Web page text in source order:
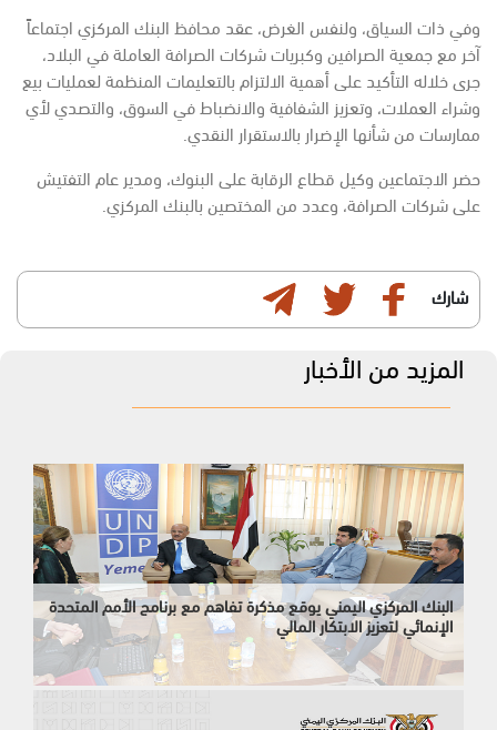
وفي ذات السياق، ولنفس الغرض، عقد محافظ البنك المركزي اجتماعاً
آخر مع جمعية الصرافين وكبريات شركات الصرافة العاملة في البلاد،
جرى خلاله التأكيد على أهمية الالتزام بالتعليمات المنظمة لعمليات بيع
وشراء العملات، وتعزيز الشفافية والانضباط في السوق، والتصدي لأي
ممارسات من شأنها الإضرار بالاستقرار النقدي.
حضر الاجتماعين وكيل قطاع الرقابة على البنوك، ومدير عام التفتيش
على شركات الصرافة، وعدد من المختصين بالبنك المركزي.
شارك
المزيد من الأخبار
البنك المركزي اليمني يوقع مذكرة تفاهم مع برنامج الأمم المتحدة
الإنمائي لتعزيز الابتكار المالي